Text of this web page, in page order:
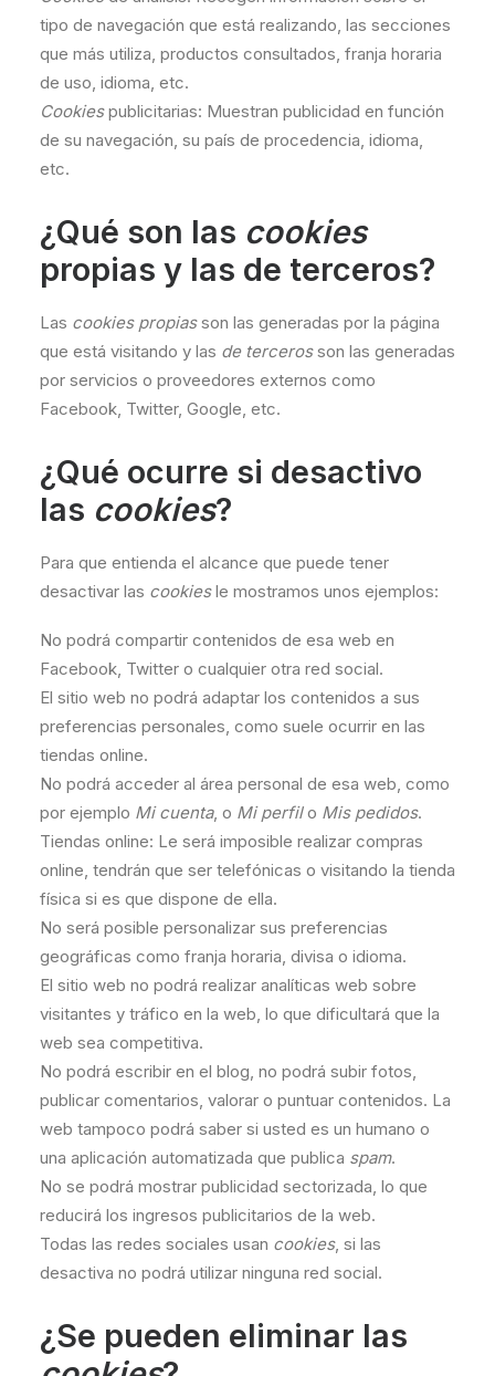
tipo de navegación que está realizando, las secciones
que más utiliza, productos consultados, franja horaria
de uso, idioma, etc.
Cookiespublicitarias: Muestran publicidad en función
de su navegación, su país de procedencia, idioma,
etc.
¿Qué son las cookies
propias y las de terceros?
Las cookies propiasson las generadas por la página
que está visitando y las de tercerosson las generadas
por servicios o proveedores externos como
Facebook, Twitter, Google, etc.
¿Qué ocurre si desactivo
las cookies?
Para que entienda el alcance que puede tener
desactivar las cookiesle mostramos unos ejemplos:
No podrá compartir contenidos de esa web en
Facebook, Twitter o cualquier otra red social.
El sitio web no podrá adaptar los contenidos a sus
preferencias personales, como suele ocurrir en las
tiendas online.
No podrá acceder al área personal de esa web, como
por ejemplo Mi cuenta, o Mi perfilo Mis pedidos.
Tiendas online: Le será imposible realizar compras
online, tendrán que ser telefónicas o visitando la tienda
física si es que dispone de ella.
No será posible personalizar sus preferencias
geográficas como franja horaria, divisa o idioma.
El sitio web no podrá realizar analíticas web sobre
visitantes y tráfico en la web, lo que dificultará que la
web sea competitiva.
No podrá escribir en el blog, no podrá subir fotos,
publicar comentarios, valorar o puntuar contenidos. La
web tampoco podrá saber si usted es un humano o
una aplicación automatizada que publica spam.
No se podrá mostrar publicidad sectorizada, lo que
reducirá los ingresos publicitarios de la web.
Todas las redes sociales usan cookies, si las
desactiva no podrá utilizar ninguna red social.
¿Se pueden eliminar las